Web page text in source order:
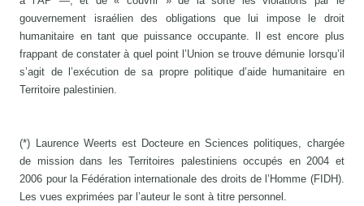
gouvernement israélien des obligations que lui impose le droit
humanitaire en tant que puissance occupante. Il est encore plus
frappant de constater à quel point l’Union se trouve démunie lorsqu’il
s’agit de l’exécution de sa propre politique d’aide humanitaire en
Territoire palestinien.
(*) Laurence Weerts est Docteure en Sciences politiques, chargée
de mission dans les Territoires palestiniens occupés en 2004 et
2006 pour la Fédération internationale des droits de l’Homme (FIDH).
Les vues exprimées par l’auteur le sont à titre personnel.